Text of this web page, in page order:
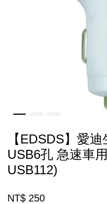
【EDSDS】愛
USB6孔 急速車
USB112)
NT$ 250